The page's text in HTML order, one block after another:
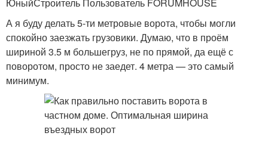
А я буду делать 5-ти метровые ворота, чтобы могли
спокойно заезжать грузовики. Думаю, что в проём
шириной 3.5 м большегруз, не по прямой, да ещё с
поворотом, просто не заедет. 4 метра — это самый
минимум.